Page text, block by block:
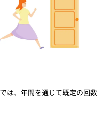
では、年間を通じて既定の回数